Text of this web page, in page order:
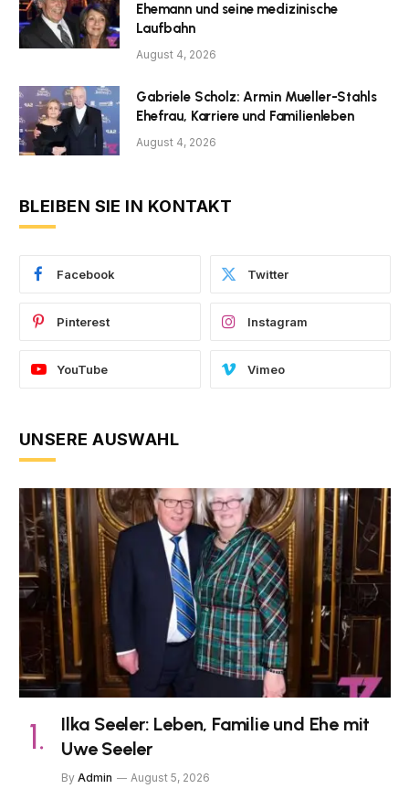
Ehemann und seine medizinische
Laufbahn
August 4, 2026
Gabriele Scholz: Armin Mueller-Stahls
Ehefrau, Karriere und Familienleben
August 4, 2026
BLEIBEN SIE IN KONTAKT
Facebook Twitter
Pinterest Instagram
YouTube Vimeo
UNSERE AUSWAHL
Ilka Seeler: Leben, Familie und Ehe mit
Uwe Seeler
By Admin August 5, 2026